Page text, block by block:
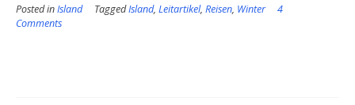
Posted inIsland TaggedIsland, Leitartikel, Reisen, Winter
4
Comments